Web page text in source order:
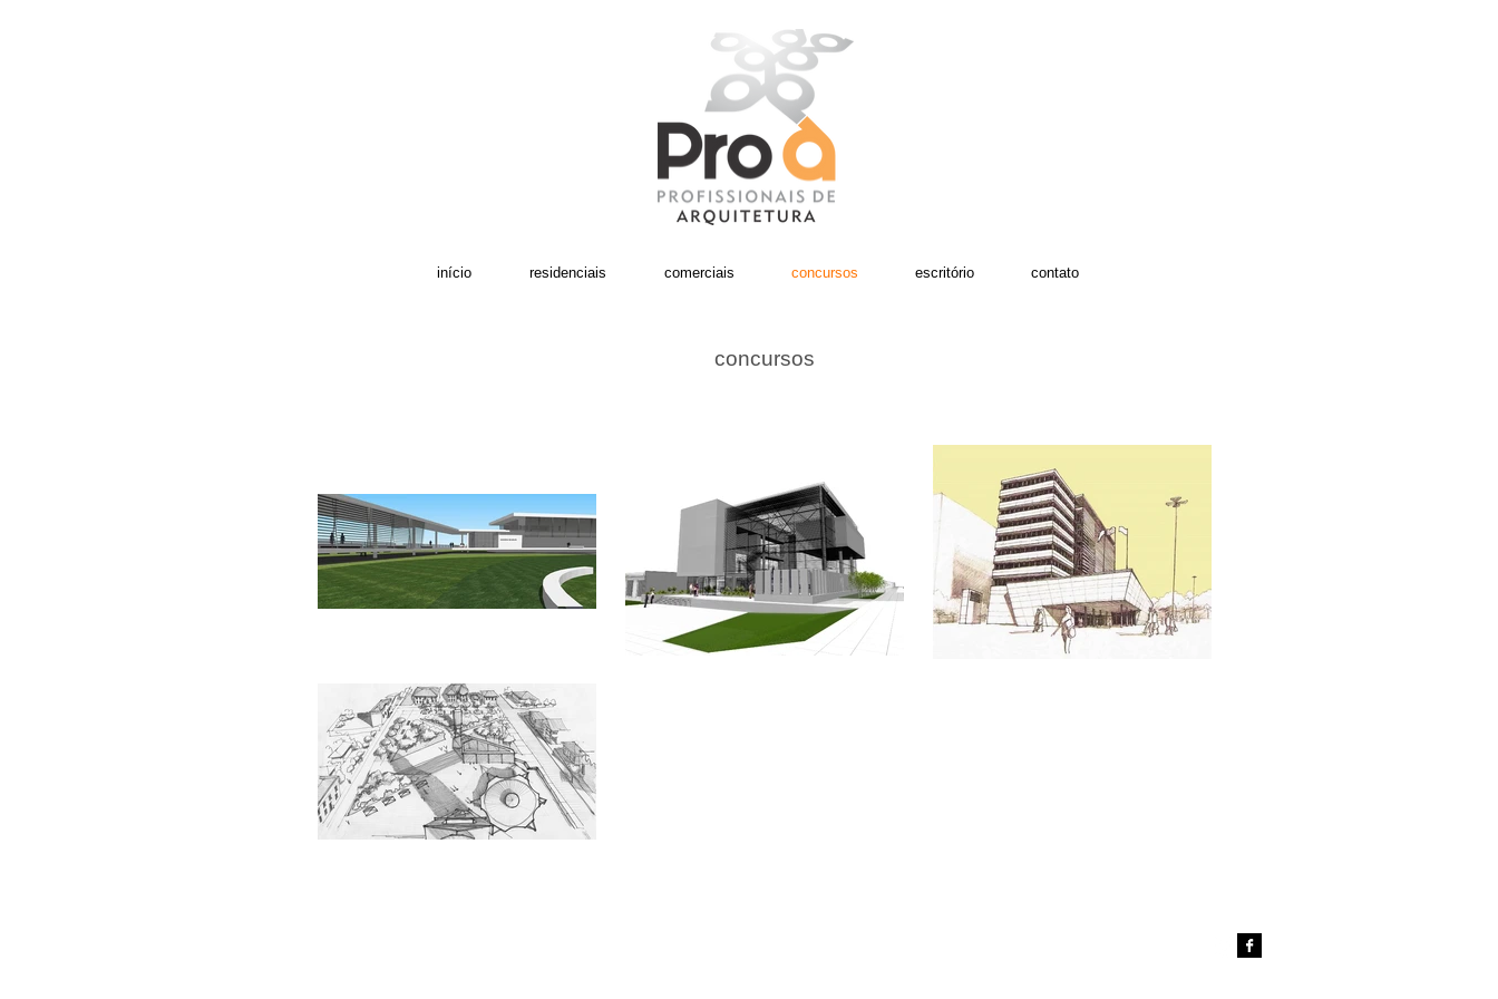
início residenciais comerciais concursos escritório contato
concursos